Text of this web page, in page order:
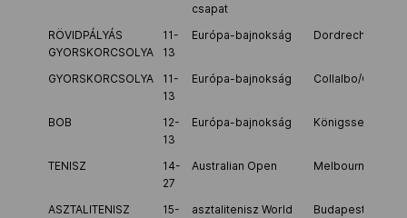
csapat
RÖVIDPÁLYÁS
GYORSKORCSOLYA
11-
13
Európa-bajnokság Dordrecht/
GYORSKORCSOLYA
11-
13
Európa-bajnokság Collalbo/
BOB
12-
13
Európa-bajnokság Königssee/
TENISZ
14-
27
Australian Open Melbourne/
ASZTALITENISZ
15-
asztalitenisz World
Budapest